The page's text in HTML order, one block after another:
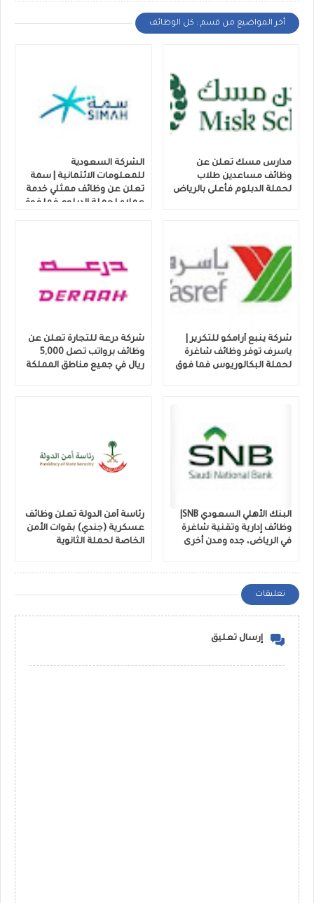
أخر المواضيع من قسم : كل الوظائف
مدارس مسك تعلن عن
وظائف مساعدين طلاب
لحملة الدبلوم فأعلى بالرياض
الشركة السعودية
للمعلومات الائتمانية | سمة
تعلن عن وظائف ممثلي خدمة
عملاء لحملة الدبلوم فما فوق
شركة ينبع أرامكو للتكرير |
ياسرف توفر وظائف شاغرة
لحملة البكالوريوس فما فوق
شركة درعة للتجارة تعلن عن
وظائف برواتب تصل 5,000
ريال في جميع مناطق المملكة
وظائف إدارية وتقنية شاغرة
في الرياض، جده ومدن أخرى
رئاسة أمن الدولة تعلن وظائف
عسكرية (جندي) بقوات الأمن
الخاصة لحملة الثانوية
تعليقات
إرسال تعليق